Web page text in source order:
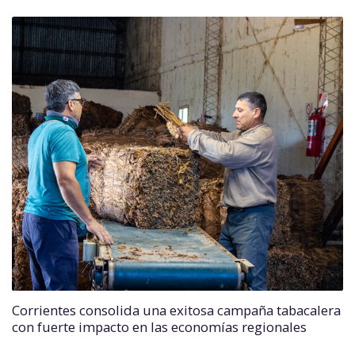
Corrientes consolida una exitosa campaña tabacalera
con fuerte impacto en las economías regionales